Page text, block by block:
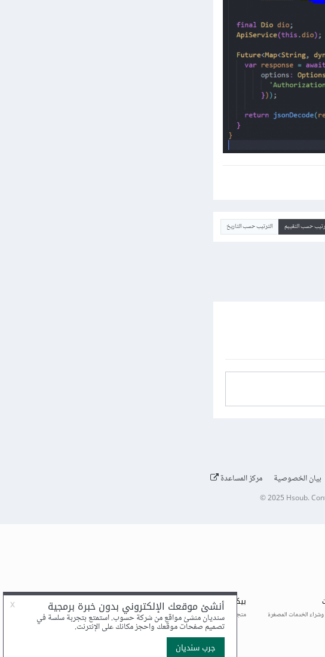
حسب التقييم الترتيب حسب التاريخ
بيان الخصوصية مركز المساعدة
© 2025 Hsoub.